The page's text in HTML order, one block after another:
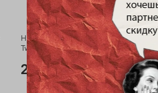
Напольный дизайнерский светильник
Twiggy от Foscarini (черный)
29 800 руб